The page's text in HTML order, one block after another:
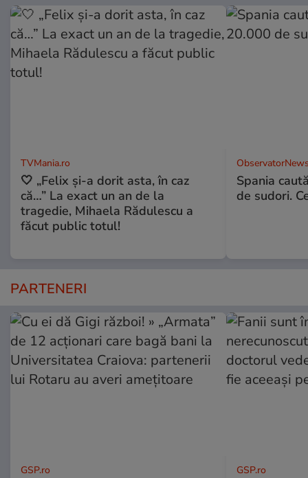
TVMania.ro
🤍 „Felix și-a dorit asta, în caz
că…” La exact un an de la
tragedie, Mihaela Rădulescu a
făcut public totul!
Spania
de sudori.
PARTENERI
GSP.ro GSP.ro